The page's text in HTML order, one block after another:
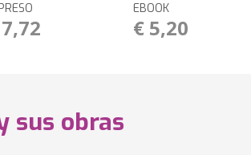
EBOOK
€ 5,20
sus obras